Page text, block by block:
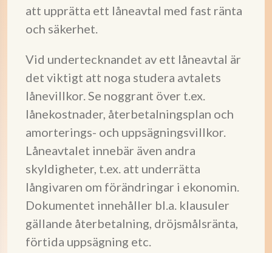
att upprätta ett låneavtal med fast ränta
och säkerhet.
Vid undertecknandet av ett låneavtal är
det viktigt att noga studera avtalets
lånevillkor. Se noggrant över t.ex.
lånekostnader, återbetalningsplan och
amorterings- och uppsägningsvillkor.
Låneavtalet innebär även andra
skyldigheter, t.ex. att underrätta
långivaren om förändringar i ekonomin.
Dokumentet innehåller bl.a. klausuler
gällande återbetalning, dröjsmålsränta,
förtida uppsägning etc.